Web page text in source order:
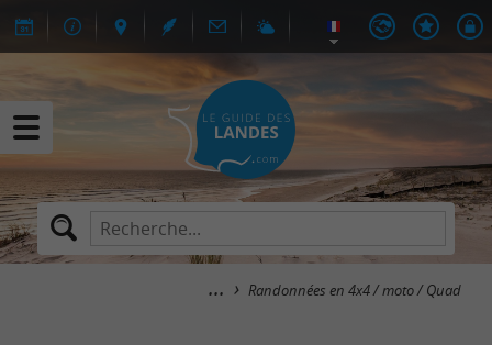
Randonnées en 4x4 / moto / Quad